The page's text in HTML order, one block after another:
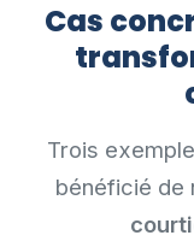
Cas
Trois
bénéficié de